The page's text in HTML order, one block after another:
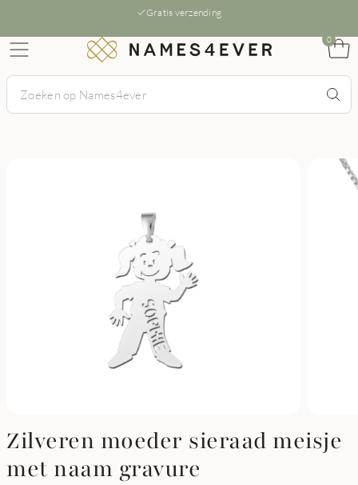
Gratis verzending
0
Zilveren moeder sieraad meisje
met naam gravure